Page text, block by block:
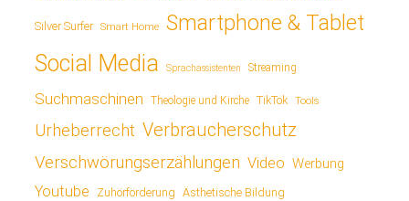
Silver Surfer Smart Home Smartphone & Tablet
Social Media Sprachassistenten Streaming
Suchmaschinen Theologie und Kirche TikTok Tools
Urheberrecht Verbraucherschutz
Verschwörungserzählungen Video Werbung
Youtube Zuhörförderung Ästhetische Bildung